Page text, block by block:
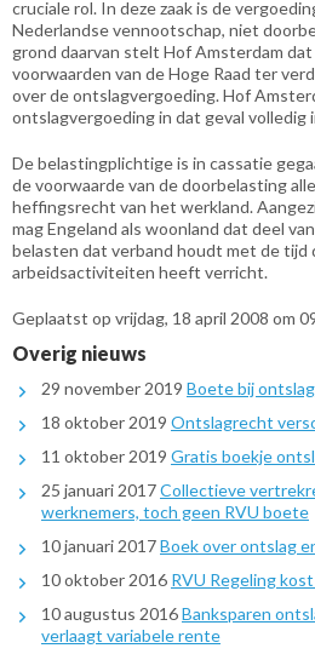
cruciale rol. In deze zaak is de
Nederlandse vennootschap, niet
grond daarvan stelt Hof Amsterdam
voorwaarden van de Hoge Raad ter
over de ontslagvergoeding. Hof
ontslagvergoeding in dat geval volledig
De belastingplichtige is in cassatie
de voorwaarde van de doorbelasting
heffingsrecht van het werkland.
mag Engeland als woonland dat deel
belasten dat verband houdt met de tijd
arbeidsactiviteiten heeft verricht.
Geplaatst op vrijdag, 18 april 2008 om
Overig nieuws
29 november 2019 Boete bij
18 oktober 2019 Ontslagrecht
11 oktober 2019 Gratis boekje
25 januari 2017Collectieve
werknemers, toch geen RVU boete
10 januari 2017Boek over ontslag
10 oktober 2016 RVU Regeling
10 augustus 2016Banksparen
verlaagt variabele rente